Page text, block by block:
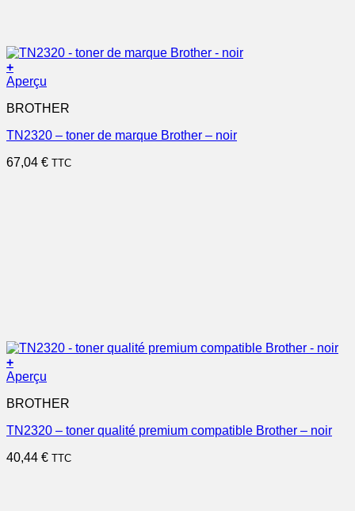
+
Aperçu
BROTHER
TN2320 – toner de marque Brother – noir
67,04 € TTC
+
Aperçu
BROTHER
TN2320 – toner qualité premium compatible Brother – noir
40,44 € TTC